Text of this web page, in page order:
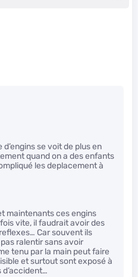
d’engins se voit de plus en
quand on a des enfants
les deplacement à
maintenants ces engins
vite, il faudrait avoir des
Car souvent ils
ralentir sans avoir
tenu par la main peut faire
et surtout sont exposé à